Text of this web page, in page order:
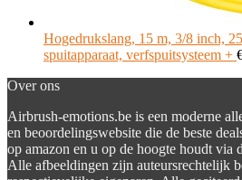
Hogedrukslang, 15 m, 3/8 inch,
spuitapparaat, verfspuitsysteem +
Over ons
Airbrush-emotions.be is een moderne
en beoordelingswebsite die de beste
op amazon en u op de hoogte houdt via
Alle afbeeldingen zijn auteursrechtelijk